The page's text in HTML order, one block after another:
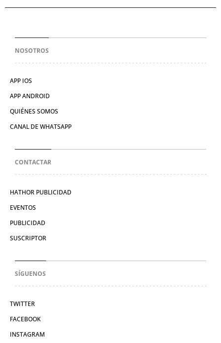
NOSOTROS
APP IOS
APP ANDROID
QUIÉNES SOMOS
CANAL DE WHATSAPP
CONTACTAR
HATHOR PUBLICIDAD
EVENTOS
PUBLICIDAD
SUSCRIPTOR
SÍGUENOS
TWITTER
FACEBOOK
INSTAGRAM